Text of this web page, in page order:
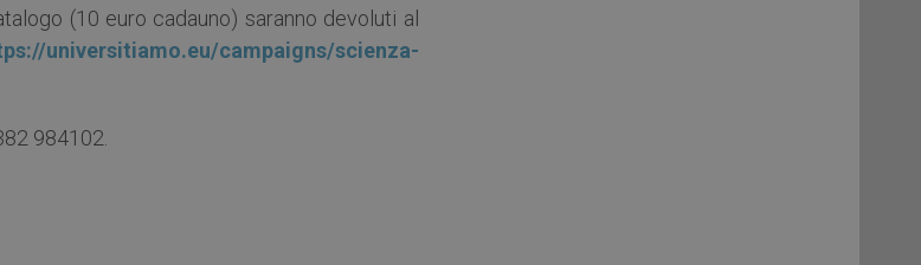
(10 euro cadauno) saranno devoluti al
universitiamo.eu/campaigns/scienza-
984102.